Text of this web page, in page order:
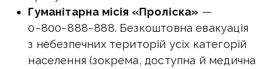
Гуманітарна місія «Проліска» —
0−800−888−888. Безкоштовна евакуація
з небезпечних територій усіх категорій
населення (зокрема, доступна й медична